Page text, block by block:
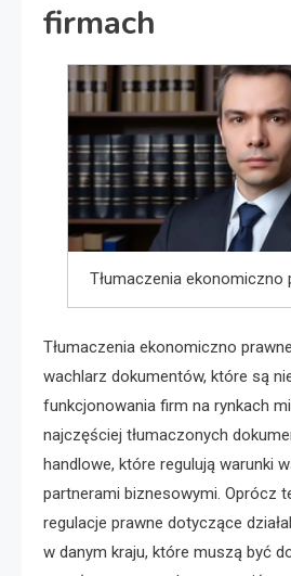
firmach
Tłumaczenia ekonomiczno
Tłumaczenia ekonomiczno
wachlarz dokumentów, które są
funkcjonowania firm na rynkach
najczęściej tłumaczonych
handlowe, które regulują warunki
partnerami biznesowymi. Oprócz
regulacje prawne dotyczące
w danym kraju, które muszą być